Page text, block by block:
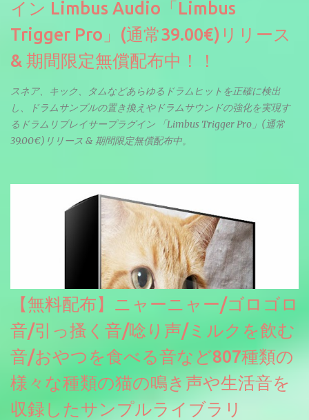
イン Limbus Audio「Limbus
Trigger Pro」(通常39.00€)リリース
& 期間限定無償配布中！！
スネア、キック、タムなどあらゆるドラムヒットを正確に検出
し、ドラムサンプルの置き換えやドラムサウンドの強化を実現す
るドラムリプレイサープラグイン 「Limbus Trigger Pro」(通常
39.00€)リリース & 期間限定無償配布中。
【無料配布】ニャーニャー/ゴロゴロ
音/引っ搔く音/唸り声/ミルクを飲む
音/おやつを食べる音など807種類の
様々な種類の猫の鳴き声や生活音を
収録したサンプルライブラリ